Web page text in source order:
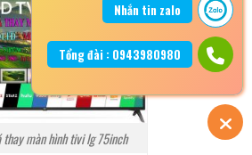
thay màn hình tivi lg 75inch
Nhắn tin zalo
Tổng đài : 0943980980